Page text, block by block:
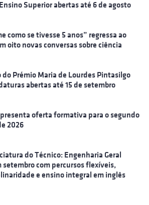
Superior abertas até 6 de agosto
como se tivesse 5 anos” regressa ao
oito novas conversas sobre ciência
do Prémio Maria de Lourdes Pintasilgo
abertas até 15 de setembro
oferta formativa para o segundo
2026
do Técnico: Engenharia Geral
setembro com percursos flexíveis,
e ensino integral em inglês